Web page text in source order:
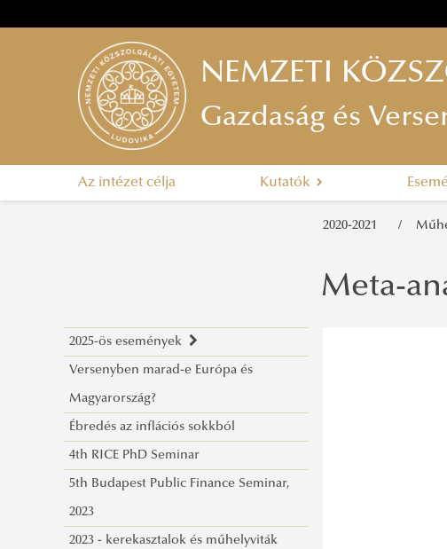
NEMZETI
Gazdaság és
Az intézet célja Kutatók
2020-2021
2025-ös események
Visszavehetjük-e az ellenőrzést a saját
pénzünk felett?
Diploma és gyermekvállalás
konferencia
Gazdaságpolitika könyvbemutató
Lehet- kereskedni Kínával?
Versenyben marad-e Európa és
Magyarország?
Ébredés az inflációs sokkból
4th RICE PhD Seminar
5th Budapest Public Finance Seminar,
2023
2023 - kerekasztalok és műhelyviták
Meta-